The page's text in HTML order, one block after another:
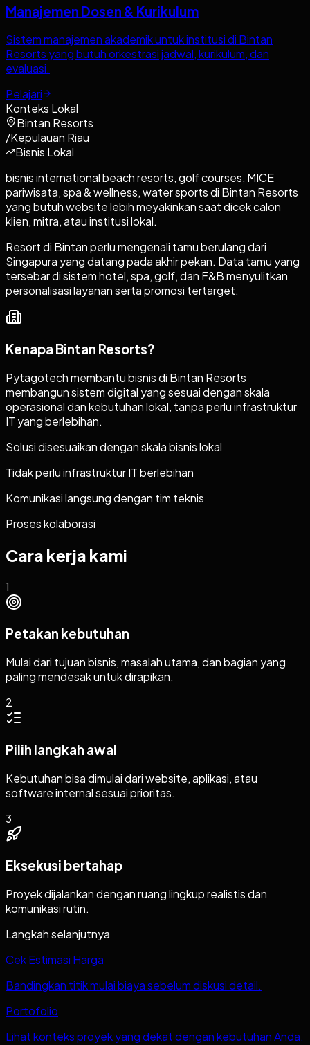
Manajemen Dosen & Kurikulum
Sistem manajemen akademik untuk institusi di Bintan
Resorts yang butuh orkestrasi jadwal, kurikulum, dan
evaluasi.
Pelajari
Konteks Lokal
Bintan Resorts
/Kepulauan Riau
Bisnis Lokal
bisnis international beach resorts, golf courses, MICE
pariwisata, spa & wellness, water sports di Bintan Resorts
yang butuh website lebih meyakinkan saat dicek calon
klien, mitra, atau institusi lokal.
Resort di Bintan perlu mengenali tamu berulang dari
Singapura yang datang pada akhir pekan. Data tamu yang
tersebar di sistem hotel, spa, golf, dan F&B menyulitkan
personalisasi layanan serta promosi tertarget.
Kenapa Bintan Resorts?
Pytagotech membantu bisnis di Bintan Resorts
membangun sistem digital yang sesuai dengan skala
operasional dan kebutuhan lokal, tanpa perlu infrastruktur
IT yang berlebihan.
Solusi disesuaikan dengan skala bisnis lokal
Tidak perlu infrastruktur IT berlebihan
Komunikasi langsung dengan tim teknis
Proses kolaborasi
Cara kerja kami
1
Petakan kebutuhan
Mulai dari tujuan bisnis, masalah utama, dan bagian yang
paling mendesak untuk dirapikan.
2
Pilih langkah awal
Kebutuhan bisa dimulai dari website, aplikasi, atau
software internal sesuai prioritas.
3
Eksekusi bertahap
Proyek dijalankan dengan ruang lingkup realistis dan
komunikasi rutin.
Langkah selanjutnya
Cek Estimasi Harga
Bandingkan titik mulai biaya sebelum diskusi detail.
Portofolio
Lihat konteks proyek yang dekat dengan kebutuhan Anda.